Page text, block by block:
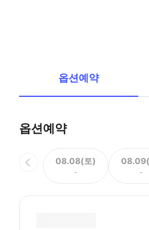
옵션예약
옵션예약
08.08(토)
- -